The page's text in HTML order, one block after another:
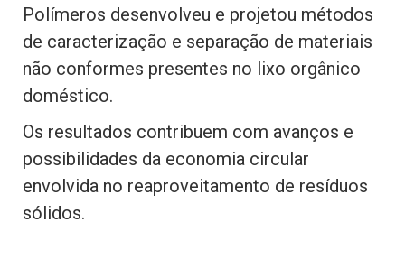
Polímeros desenvolveu e projetou métodos
de caracterização e separação de materiais
não conformes presentes no lixo orgânico
doméstico.
Os resultados contribuem com avanços e
possibilidades da economia circular
envolvida no reaproveitamento de resíduos
sólidos.